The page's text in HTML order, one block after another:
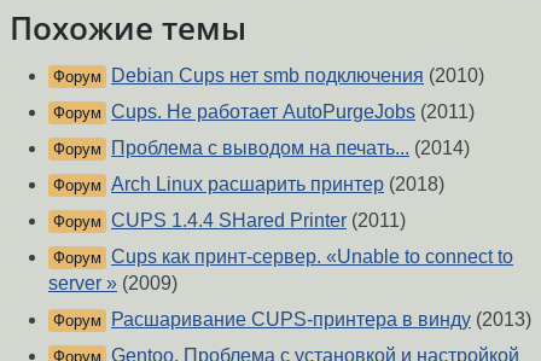
Похожие темы
Форум Debian Cups нет smb подключения (2010)
Форум Cups. Не работает AutoPurgeJobs (2011)
Форум Проблема с выводом на печать... (2014)
Форум Arch Linux расшарить принтер (2018)
Форум CUPS 1.4.4 SHared Printer (2011)
Форум Cups как принт-сервер. «Unable to connect to
server » (2009)
Форум Расшаривание CUPS-принтера в винду (2013)
Форум Gentoo. Проблема с установкой и настройкой